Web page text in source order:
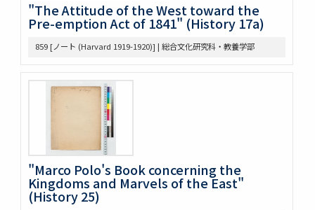
388 Elections, 1934-1936
389 Election of 1936
393 軍備制限
405 Arable Land, Farms
406 Law regard[in]g Immigration
407 Emigrant Protection Law Lemieux Agree’t &
Gentlemen’s Ag.
410 [land question in the west]
411 Jernegan Y.N.’s attitude tow. Land policy
419 Johnson Lectures
425 高木抜刷及び英文メモ
426 英文ノート
"The Attitude of the West toward the
Pre-emption Act of 1841" (History 17a)
859 [ノート (Harvard 1919-1920)] | 総合文化研究科・教養学部
"Marco Polo's Book concerning the
Kingdoms and Marvels of the East"
(History 25)